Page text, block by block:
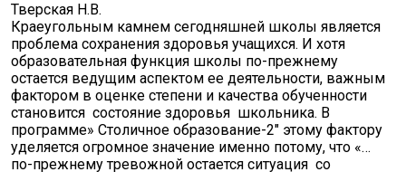
Тверская Н.В.
Краеугольным камнем сегодняшней школы является
проблема сохранения здоровья учащихся. И хотя
образовательная функция школы по-прежнему
остается ведущим аспектом ее деятельности, важным
фактором в оценке степени и качества обученности
становится состояние здоровья школьника. В
программе» Столичное образование-2″ этому фактору
уделяется огромное значение именно потому, что «…
по-прежнему тревожной остается ситуация со